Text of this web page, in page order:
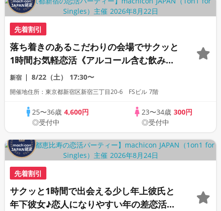
先着割引
落ち着きのあるこだわりの会場でサクッと
1時間お気軽恋活《アルコール含む飲み放
題付き》《全席半個室》《上質な1対1相席
専用会場》《machicon JAPAN主催》少
新宿 8/22（土） 17:30〜
開催地住所：東京都新宿区新宿三丁目20-6 FSビル 7階
25〜36歳4,600円
◎受付中
23〜34歳 300円
◎受付中
先着割引
サクッと1時間で出会える少し年上彼氏と
年下彼女♪恋人になりやすい年の差恋活パ